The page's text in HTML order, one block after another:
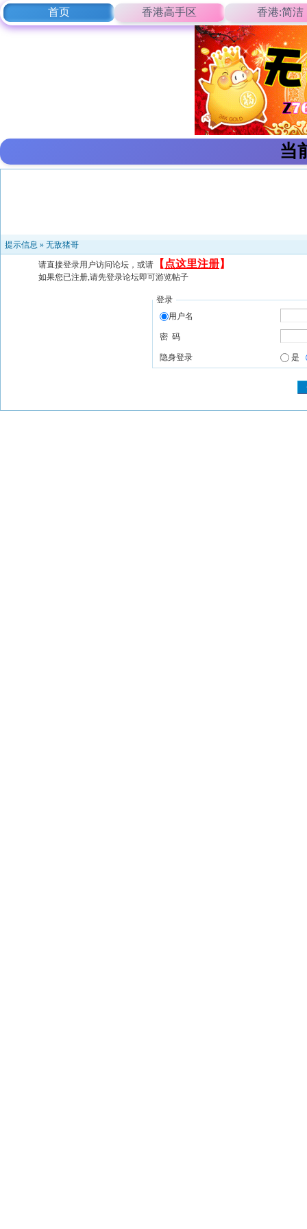
首页 香港高手区 香港:简洁
当
提示信息 » 无敌猪哥
请直接登录用户访问论坛，或请 【 点这里注册】
如果您已注册,请先登录论坛即可游览帖子
登录
用户名
密 码
隐身登录 是